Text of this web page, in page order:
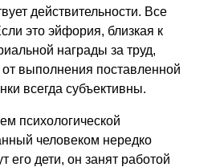
действительности. Все
это эйфория, близкая к
награды за труд,
выполнения поставленной
всегда субъективны.
психологической
человеком нередко
его дети, он занят работой